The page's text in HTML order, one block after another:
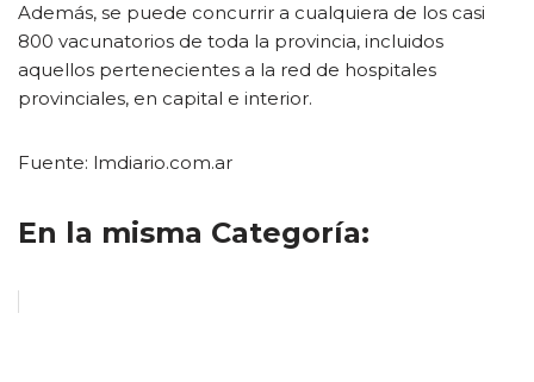
Además, se puede concurrir a cualquiera de los casi
800 vacunatorios de toda la provincia, incluidos
aquellos pertenecientes a la red de hospitales
provinciales, en capital e interior.
Fuente: lmdiario.com.ar
En la misma Categoría: